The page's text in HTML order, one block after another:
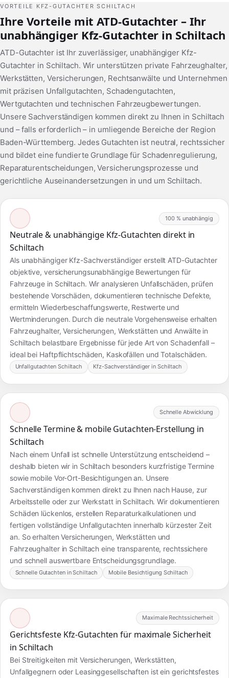
VORTEILE KFZ-GUTACHTER SCHILTACH
Ihre Vorteile mit ATD-Gutachter – Ihr
unabhängiger Kfz-Gutachter in Schiltach
ATD-Gutachter ist Ihr zuverlässiger, unabhängiger Kfz-
Gutachter in Schiltach. Wir unterstützen private Fahrzeughalter,
Werkstätten, Versicherungen, Rechtsanwälte und Unternehmen
mit präzisen Unfallgutachten, Schadengutachten,
Wertgutachten und technischen Fahrzeugbewertungen.
Unsere Sachverständigen kommen direkt zu Ihnen in Schiltach
und – falls erforderlich – in umliegende Bereiche der Region
Baden-Württemberg. Jedes Gutachten ist neutral, rechtssicher
und bildet eine fundierte Grundlage für Schadenregulierung,
Reparaturentscheidungen, Versicherungsprozesse und
gerichtliche Auseinandersetzungen in und um Schiltach.
100 % unabhängig
Neutrale & unabhängige Kfz-Gutachten direkt in
Schiltach
Als unabhängiger Kfz-Sachverständiger erstellt ATD-Gutachter
objektive, versicherungsunabhängige Bewertungen für
Fahrzeuge in Schiltach. Wir analysieren Unfallschäden, prüfen
bestehende Vorschäden, dokumentieren technische Defekte,
ermitteln Wiederbeschaffungswerte, Restwerte und
Wertminderungen. Durch die neutrale Vorgehensweise erhalten
Fahrzeughalter, Versicherungen, Werkstätten und Anwälte in
Schiltach belastbare Ergebnisse für jede Art von Schadenfall –
ideal bei Haftpflichtschäden, Kaskofällen und Totalschäden.
Unfallgutachten Schiltach Kfz-Sachverständiger in Schiltach
Schnelle Abwicklung
Schnelle Termine & mobile Gutachten-Erstellung in
Schiltach
Nach einem Unfall ist schnelle Unterstützung entscheidend –
deshalb bieten wir in Schiltach besonders kurzfristige Termine
sowie mobile Vor-Ort-Besichtigungen an. Unsere
Sachverständigen kommen direkt zu Ihnen nach Hause, zur
Arbeitsstelle oder zur Werkstatt in Schiltach. Wir dokumentieren
Schäden lückenlos, erstellen Reparaturkalkulationen und
fertigen vollständige Unfallgutachten innerhalb kürzester Zeit
an. So erhalten Versicherungen, Werkstätten und
Fahrzeughalter in Schiltach eine transparente, rechtssichere
und schnell auswertbare Entscheidungsgrundlage.
Schnelle Gutachten in Schiltach Mobile Besichtigung Schiltach
Maximale Rechtssicherheit
Gerichtsfeste Kfz-Gutachten für maximale Sicherheit
in Schiltach
Bei Streitigkeiten mit Versicherungen, Werkstätten,
Unfallgegnern oder Leasinggesellschaften ist ein gerichtsfestes